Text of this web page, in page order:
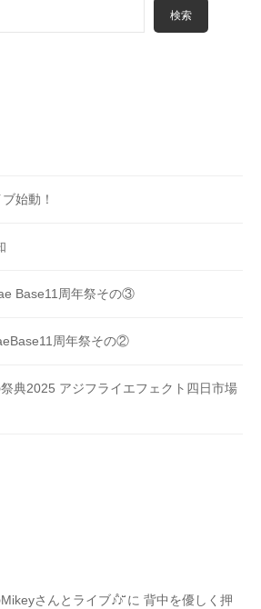
検索
始動！
Base11周年祭その③
周年祭その②
典2025 アジフライエフェクト四日市場
さんとライブ♪̊̈♪̆̈に 背中を優しく押